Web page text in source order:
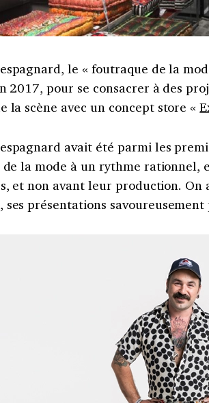
le « foutraque de la
2017, pour se consacrer à des
la scène avec un concept store «
avait été parmi les
la mode à un rythme rationnel,
et non avant leur production. On
ses présentations savoureusement